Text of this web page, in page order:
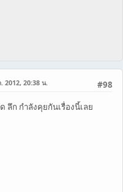
#98
2012, 20:38 น.
ลึก กำลังคุยกันเรื่องนี้เลย